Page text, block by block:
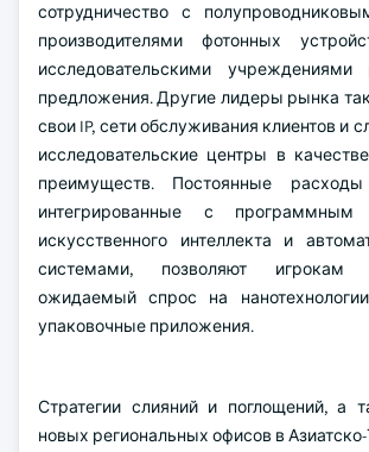
сотрудничество с
производителями фотонных
исследовательскими
предложения. Другие лидеры рынка
свои IP, сети обслуживания клиентов и
исследовательские центры в
преимуществ. Постоянные
интегрированные с программным
искусственного интеллекта и
системами, позволяют игрокам
ожидаемый спрос на
упаковочные приложения.
Стратегии слияний и поглощений, а
новых региональных офисов в